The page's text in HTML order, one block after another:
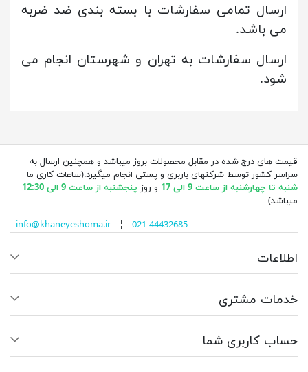
ارسال تمامی سفارشات با بسته بندی ضد ضربه
می باشد.
ارسال سفارشات به تهران و شهرستان انجام می
شود.
قیمت های درج شده در مقابل محصولات بروز میباشد و همچنین ارسال به
سراسر کشور توسط شرکتهای باربری و پستی انجام میگیرد.(ساعات کاری ما
شنبه تا چهارشنبه از ساعت 9 الی 17
و روز پنجشنبه از ساعت 9 الی 12:30
میباشد)
info@khaneyeshoma.ir¦ 021-44432685
اطلاعات
خدمات مشتری
حساب کاربری شما